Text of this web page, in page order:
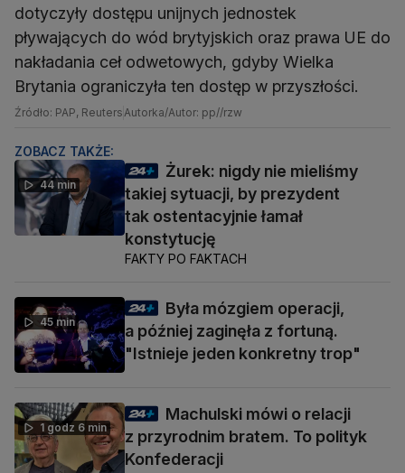
dotyczyły dostępu unijnych jednostek
pływających do wód brytyjskich oraz prawa UE do
nakładania ceł odwetowych, gdyby Wielka
Brytania ograniczyła ten dostęp w przyszłości.
Źródło: PAP, ReutersAutorka/Autor: pp//rzw
ZOBACZ TAKŻE:
44 min
Żurek: nigdy nie mieliśmy
takiej sytuacji, by prezydent
tak ostentacyjnie łamał
konstytucję
FAKTY PO FAKTACH
45 min
Była mózgiem operacji,
a później zaginęła z fortuną.
"Istnieje jeden konkretny trop"
1 godz 6 min
Machulski mówi o relacji
z przyrodnim bratem. To polityk
Konfederacji